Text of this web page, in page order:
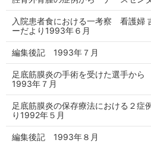
入院患者食における一考察 看護婦
ーだより1993年６月
編集後記 1993年７月
足底筋膜炎の手術を受けた選手か
1993年７月
足底筋膜炎の保存療法における２
り1992年５月
編集後記 1993年８月